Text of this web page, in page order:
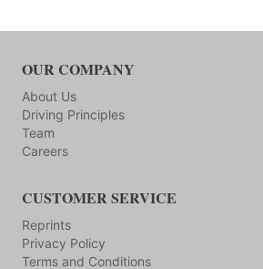
OUR COMPANY
About Us
Driving Principles
Team
Careers
CUSTOMER SERVICE
Reprints
Privacy Policy
Terms and Conditions